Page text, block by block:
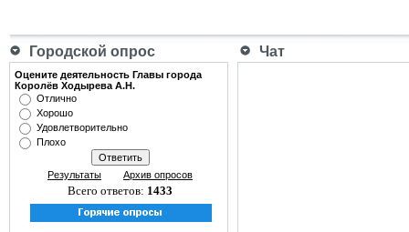
Городской опрос Чат
Оцените деятельность Главы города
Королёв Ходырева А.Н.
Отлично
Хорошо
Удовлетворительно
Плохо
Результаты Архив опросов
Всего ответов: 1433